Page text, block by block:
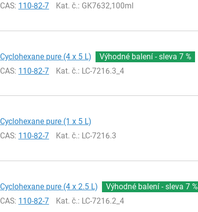
CAS: 110-82-7 Kat. č.: GK7632,100ml
Cyclohexane pure (4 x 5 L) Výhodné balení - sleva 7 %
CAS: 110-82-7 Kat. č.: LC-7216.3_4
Cyclohexane pure (1 x 5 L)
CAS: 110-82-7 Kat. č.: LC-7216.3
Cyclohexane pure (4 x 2.5 L) Výhodné balení - sleva 7 %
CAS: 110-82-7 Kat. č.: LC-7216.2_4